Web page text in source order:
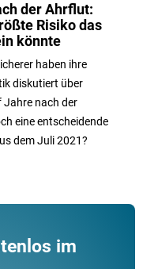
der Ahrflut:
Risiko das
könnte
haben ihre
diskutiert über
Jahre nach der
eine entscheidende
dem Juli 2021?
im